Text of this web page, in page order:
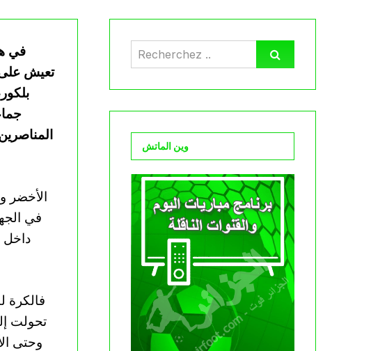
في
تعيش على
الأخضر
في
داخل
تحولت
وحتى
وين الماتش